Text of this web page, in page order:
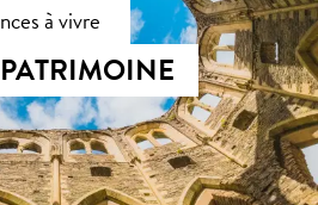
à vivre